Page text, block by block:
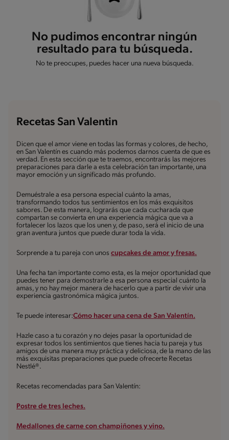
No pudimos encontrar ningún
resultado para tu búsqueda.
No te preocupes, puedes hacer una nueva búsqueda.
Recetas San Valentin
Dicen que el amor viene en todas las formas y colores, de hecho,
en San Valentín es cuando más podemos darnos cuenta de que es
verdad. En esta sección que te traemos, encontrarás las mejores
preparaciones para darle a esta celebración tan importante, una
mayor emoción y un significado más profundo.
Demuéstrale a esa persona especial cuánto la amas,
transformando todos tus sentimientos en los más exquisitos
sabores. De esta manera, lograrás que cada cucharada que
compartan se convierta en una experiencia mágica que va a
fortalecer los lazos que los unen y, de paso, será el inicio de una
gran aventura juntos que puede durar toda la vida.
Sorprende a tu pareja con unos cupcakes de amor y fresas.
Una fecha tan importante como esta, es la mejor oportunidad que
puedes tener para demostrarle a esa persona especial cuánto la
amas, y no hay mejor manera de hacerlo que a partir de vivir una
experiencia gastronómica mágica juntos.
Te puede interesar:Cómo hacer una cena de San Valentín.
Hazle caso a tu corazón y no dejes pasar la oportunidad de
expresar todos los sentimientos que tienes hacia tu pareja y tus
amigos de una manera muy práctica y deliciosa, de la mano de las
más exquisitas preparaciones que puede ofrecerte Recetas
Nestlé®.
Recetas recomendadas para San Valentín:
Postre de tres leches.
Medallones de carne con champiñones y vino.